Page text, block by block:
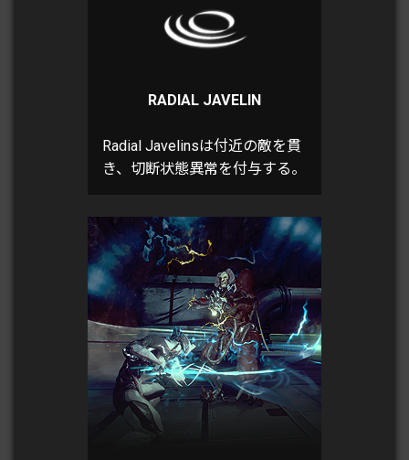
RADIAL JAVELIN
Radial Javelinsは付近の敵を貫
き、切断状態異常を付与する。